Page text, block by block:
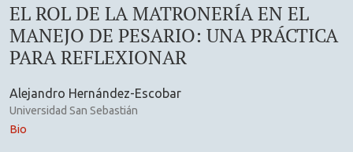
EL ROL DE LA MATRONERÍA EN EL
MANEJO DE PESARIO: UNA PRÁCTICA
PARA REFLEXIONAR
Alejandro Hernández-Escobar
Universidad San Sebastián
Bio